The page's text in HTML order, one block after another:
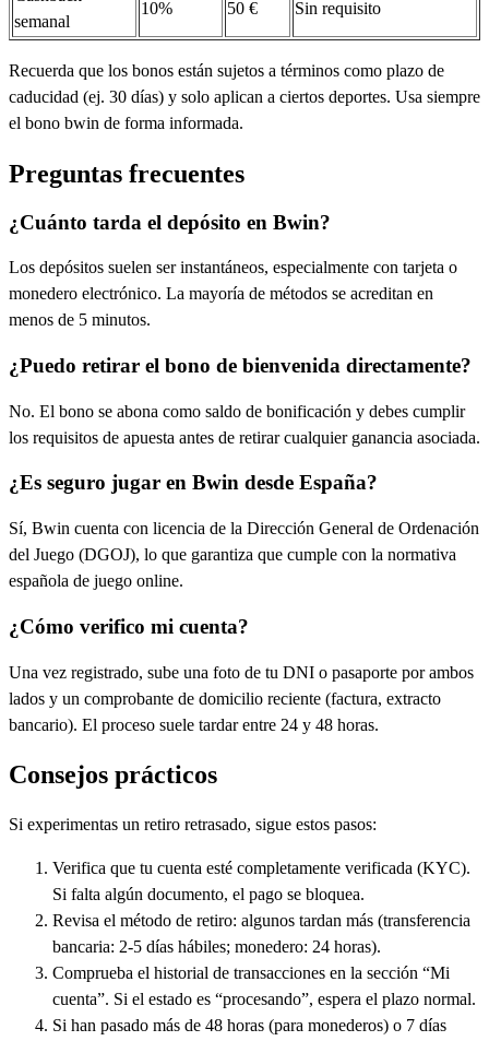
semanal
10% 50 € Sin requisito
Recuerda que los bonos están sujetos a términos como plazo de
caducidad (ej. 30 días) y solo aplican a ciertos deportes. Usa siempre
el bono bwin de forma informada.
Preguntas frecuentes
¿Cuánto tarda el depósito en Bwin?
Los depósitos suelen ser instantáneos, especialmente con tarjeta o
monedero electrónico. La mayoría de métodos se acreditan en
menos de 5 minutos.
¿Puedo retirar el bono de bienvenida directamente?
No. El bono se abona como saldo de bonificación y debes cumplir
los requisitos de apuesta antes de retirar cualquier ganancia asociada.
¿Es seguro jugar en Bwin desde España?
Sí, Bwin cuenta con licencia de la Dirección General de Ordenación
del Juego (DGOJ), lo que garantiza que cumple con la normativa
española de juego online.
¿Cómo verifico mi cuenta?
Una vez registrado, sube una foto de tu DNI o pasaporte por ambos
lados y un comprobante de domicilio reciente (factura, extracto
bancario). El proceso suele tardar entre 24 y 48 horas.
Consejos prácticos
Si experimentas un retiro retrasado, sigue estos pasos:
Verifica que tu cuenta esté completamente verificada (KYC).
Si falta algún documento, el pago se bloquea.
Revisa el método de retiro: algunos tardan más (transferencia
bancaria: 2-5 días hábiles; monedero: 24 horas).
Comprueba el historial de transacciones en la sección “Mi
cuenta”. Si el estado es “procesando”, espera el plazo normal.
Si han pasado más de 48 horas (para monederos) o 7 días